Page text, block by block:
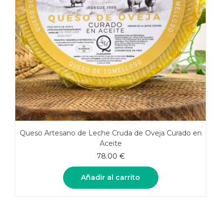
Queso Artesano de Leche Cruda de Oveja Curado en
Aceite
78.00 €
Añadir al carrito